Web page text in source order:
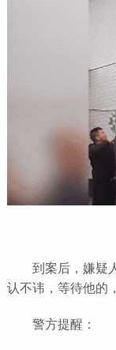
到案后，嫌疑人
认不讳，等待他的
警方提醒：